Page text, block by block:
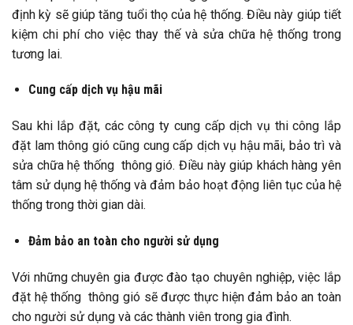
định kỳ sẽ giúp tăng tuổi thọ của hệ thống. Điều này giúp tiết
kiệm chi phí cho việc thay thế và sửa chữa hệ thống trong
tương lai.
Cung cấp dịch vụ hậu mãi
Sau khi lắp đặt, các công ty cung cấp dịch vụ thi công lắp
đặt lam thông gió cũng cung cấp dịch vụ hậu mãi, bảo trì và
sửa chữa hệ thống thông gió. Điều này giúp khách hàng yên
tâm sử dụng hệ thống và đảm bảo hoạt động liên tục của hệ
thống trong thời gian dài.
Đảm bảo an toàn cho người sử dụng
Với những chuyên gia được đào tạo chuyên nghiệp, việc lắp
đặt hệ thống thông gió sẽ được thực hiện đảm bảo an toàn
cho người sử dụng và các thành viên trong gia đình.